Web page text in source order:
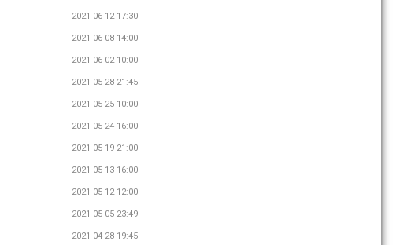
2021-06-12 17:30
2021-06-08 14:00
2021-06-02 10:00
2021-05-28 21:45
2021-05-25 10:00
2021-05-24 16:00
2021-05-19 21:00
2021-05-13 16:00
2021-05-12 12:00
2021-05-05 23:49
2021-04-28 19:45